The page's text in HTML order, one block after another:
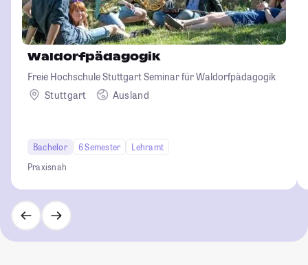
Waldorfpädagogik
Freie Hochschule Stuttgart Seminar für Waldorfpädagogik
Stuttgart
Ausland
Bachelor 6 Semester
Lehramt
Praxisnah